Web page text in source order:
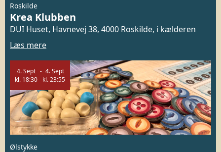
Roskilde
Krea Klubben
DUI Huset, Havnevej 38, 4000 Roskilde, i kælderen
Læs mere
4.Sept
kl. 18:30
4.Sept
kl.23:55
Ølstykke